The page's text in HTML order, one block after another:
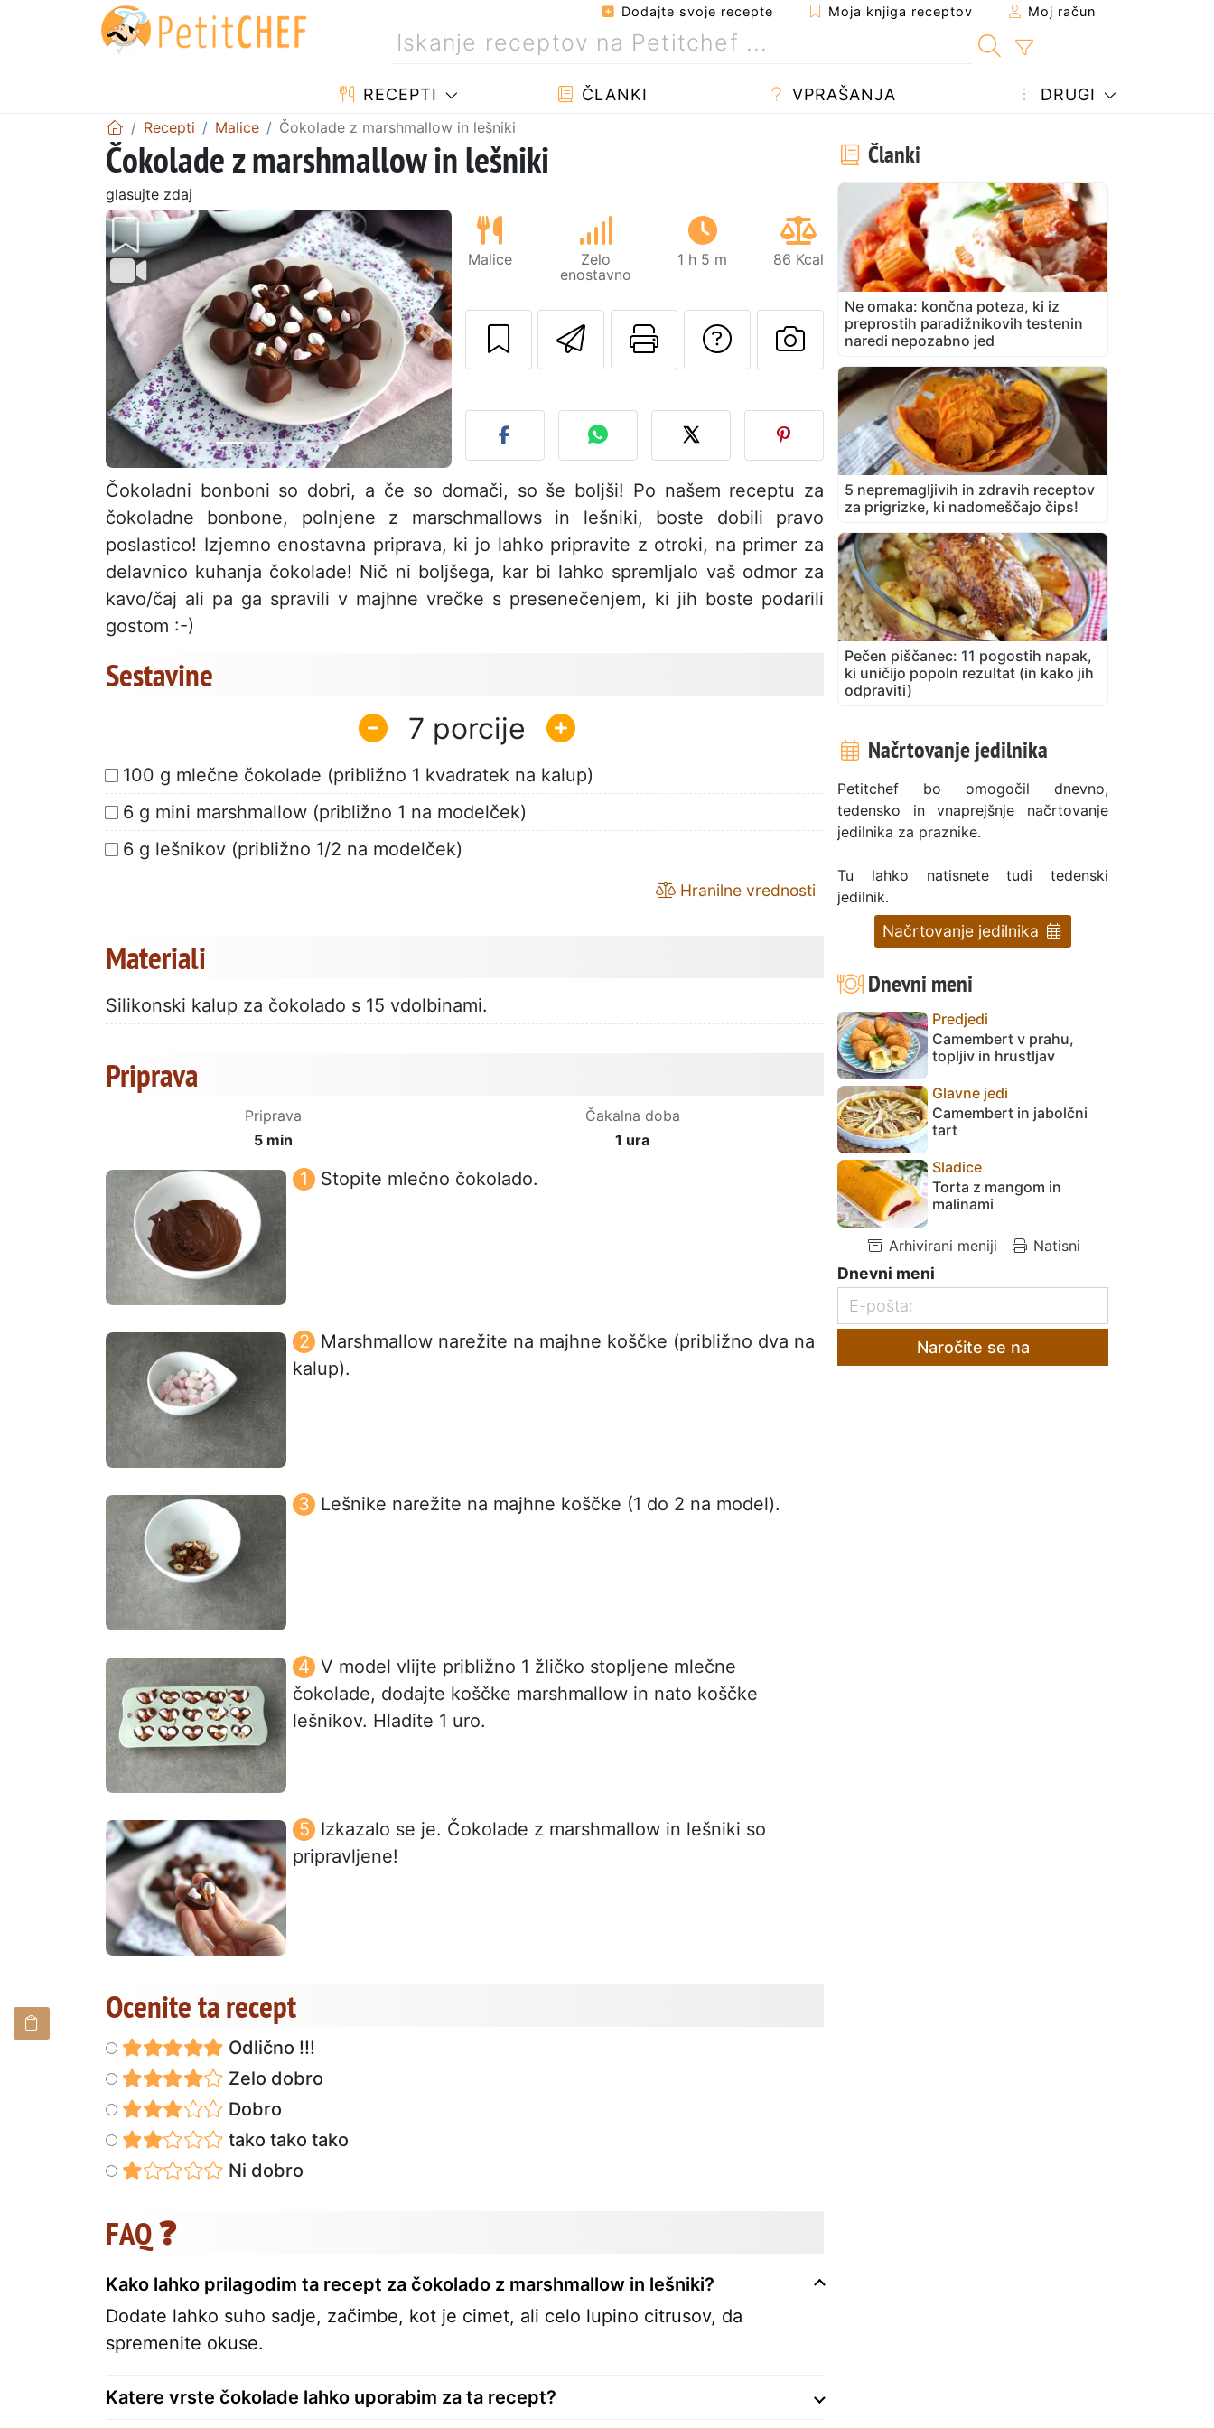
Dodajte svoje recepte Moja knjiga receptov Moj račun
RECEPTI ČLANKI VPRAŠANJA DRUGI
Recepti Malice Čokolade z marshmallow in lešniki
Čokolade z marshmallow in lešniki
glasujte zdaj
Prejšnji Naslednji
Malice
Zelo
enostavno
1 h 5 m 86 Kcal
Pošlji ta recept prijatelju
Natisni to stran
Postavite vprašanje avtorju
Objavite svojo fotografijo tega
Čokoladni bonboni so dobri, a če so domači, so še boljši! Po našem receptu za
čokoladne bonbone, polnjene z marschmallows in lešniki, boste dobili pravo
poslastico! Izjemno enostavna priprava, ki jo lahko pripravite z otroki, na primer za
delavnico kuhanja čokolade! Nič ni boljšega, kar bi lahko spremljalo vaš odmor za
kavo/čaj ali pa ga spravili v majhne vrečke s presenečenjem, ki jih boste podarili
gostom :-)
Sestavine
7
100 g mlečne čokolade (približno 1 kvadratek na kalup)
6 g mini marshmallow (približno 1 na modelček)
6 g lešnikov (približno 1/2 na modelček)
Hranilne vrednosti
Materiali
Silikonski kalup za čokolado s 15 vdolbinami.
Priprava
Priprava
5 min
Čakalna doba
1 ura
Stopite mlečno čokolado.
Marshmallow narežite na majhne koščke (približno dva na
kalup).
Lešnike narežite na majhne koščke (1 do 2 na model).
V model vlijte približno 1 žličko stopljene mlečne
čokolade, dodajte koščke marshmallow in nato koščke
lešnikov. Hladite 1 uro.
Izkazalo se je. Čokolade z marshmallow in lešniki so
pripravljene!
Ocenite ta recept
Odlično !!!
Zelo dobro
Dobro
tako tako tako
Ni dobro
FAQ ❓
Kako lahko prilagodim ta recept za čokolado z marshmallow in lešniki?
Dodate lahko suho sadje, začimbe, kot je cimet, ali celo lupino citrusov, da
spremenite okuse.
Katere vrste čokolade lahko uporabim za ta recept?
Članki
Ne omaka: končna poteza, ki iz
preprostih paradižnikovih testenin
naredi nepozabno jed
5 nepremagljivih in zdravih receptov
za prigrizke, ki nadomeščajo čips!
Pečen piščanec: 11 pogostih napak,
ki uničijo popoln rezultat (in kako jih
odpraviti)
Načrtovanje jedilnika
Petitchef bo omogočil dnevno,
tedensko in vnaprejšnje načrtovanje
jedilnika za praznike.
Tu lahko natisnete tudi tedenski
jedilnik.
Načrtovanje jedilnika
Dnevni meni
Predjedi
Camembert v prahu,
topljiv in hrustljav
Glavne jedi
Camembert in jabolčni
tart
Sladice
Torta z mangom in
malinami
Arhivirani meniji Natisni
Dnevni meni
Naročite se na